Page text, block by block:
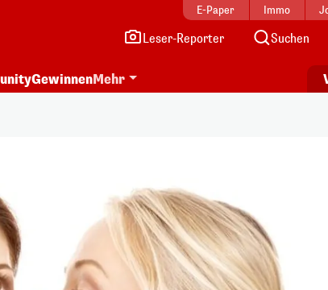
E-Paper Immo
Leser-Reporter Suchen
GewinnenMehr